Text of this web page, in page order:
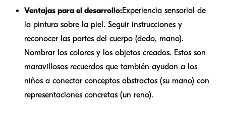
Ventajas para el desarrollo:Experiencia sensorial de
la pintura sobre la piel. Seguir instrucciones y
reconocer las partes del cuerpo (dedo, mano).
Nombrar los colores y los objetos creados. Estos son
maravillosos recuerdos que también ayudan a los
niños a conectar conceptos abstractos (su mano) con
representaciones concretas (un reno).